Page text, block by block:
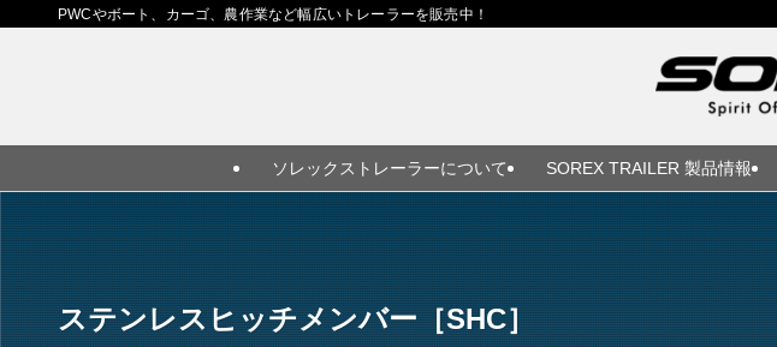
PWCやボート、カーゴ、農作業など幅広いトレーラーを販売中！
ソレックストレーラーについて SOREX TRAILER 製品情報
ステンレスヒッチメンバー［SHC］